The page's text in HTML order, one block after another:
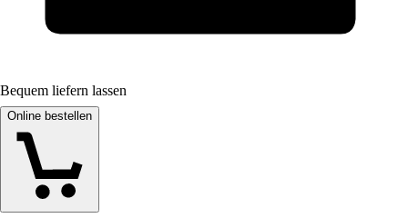
Bequem liefern lassen
Online bestellen